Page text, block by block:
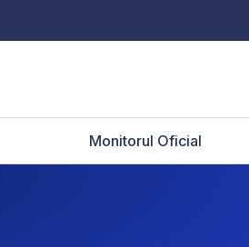
Monitorul Oficial